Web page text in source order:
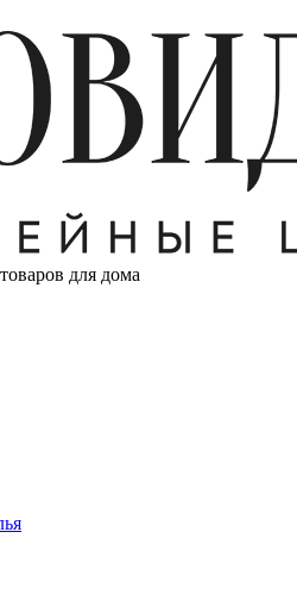
для дома